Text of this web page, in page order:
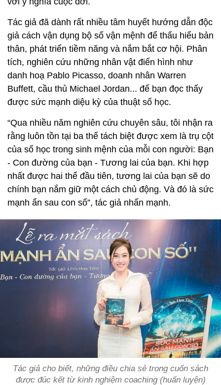
Tác giả đã dành rất nhiều tâm huyết hướng dẫn độc
giả cách vận dụng bộ số vận mệnh để thấu hiểu bản
thân, phát triển tiềm năng và nắm bắt cơ hội. Phân
tích, nghiên cứu những nhân vật điển hình như
danh hoạ Pablo Picasso, doanh nhân Warren
Buffett, cầu thủ Michael Jordan... để bạn đọc thấy
được sức mạnh diệu kỳ của thuật số học.
“Qua nhiều năm nghiên cứu chuyên sâu, tôi nhận ra
rằng luôn tồn tại ba thể tách biệt được xem là trụ cột
của số học trong sinh mệnh của mỗi con người: Bạn
- Con đường của bạn - Tương lai của bạn. Khi hợp
nhất được hai thể đầu tiên, tương lai của bạn sẽ do
chính bạn nắm giữ một cách chủ động. Và đó là sức
mạnh ẩn sau con số”, tác giả nhấn mạnh.
Tác giả cho biết, những điều chia sẻ trong cuốn sách
được đúc kết từ kinh nghiệm coaching (huấn luyện)